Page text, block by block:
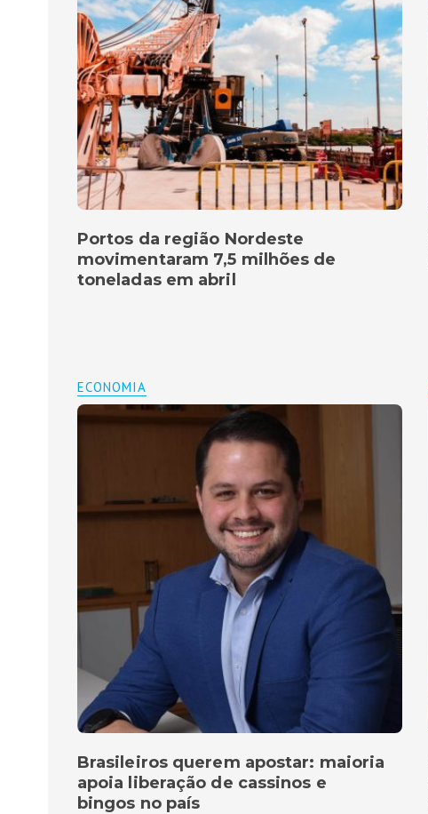
Portos da região Nordeste
movimentaram 7,5 milhões de
toneladas em abril
ECONOMIA
Brasileiros querem apostar: maioria
apoia liberação de cassinos e
bingos no país